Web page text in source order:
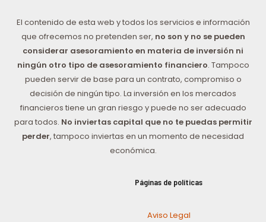
El contenido de esta web y todos los servicios e información
que ofrecemos no pretenden ser, no son y no se pueden
considerar asesoramiento en materia de inversión ni
ningún otro tipo de asesoramiento financiero. Tampoco
pueden servir de base para un contrato, compromiso o
decisión de ningún tipo. La inversión en los mercados
financieros tiene un gran riesgo y puede no ser adecuado
para todos. No inviertas capital que no te puedas permitir
perder, tampoco inviertas en un momento de necesidad
económica.
Páginas de políticas
Aviso Legal